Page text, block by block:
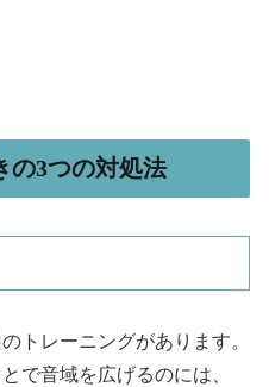
の3つの対処法
トレーニングがあります。
で音域を広げるのには、